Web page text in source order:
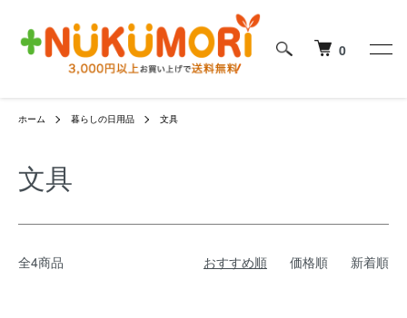
0
ホーム 暮らしの日用品 文具
文具
全4商品 おすすめ順 価格順 新着順